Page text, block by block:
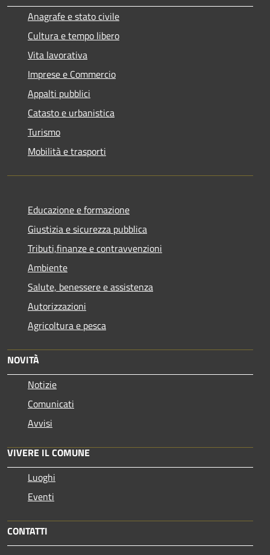
Anagrafe e stato civile
Cultura e tempo libero
Vita lavorativa
Imprese e Commercio
Appalti pubblici
Catasto e urbanistica
Turismo
Mobilità e trasporti
Educazione e formazione
Giustizia e sicurezza pubblica
Tributi,finanze e contravvenzioni
Ambiente
Salute, benessere e assistenza
Autorizzazioni
Agricoltura e pesca
NOVITÀ
Notizie
Comunicati
Avvisi
VIVERE IL COMUNE
Luoghi
Eventi
CONTATTI